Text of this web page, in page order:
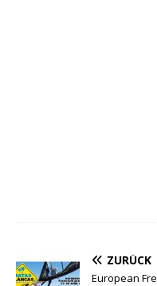
ZURÜCK
European